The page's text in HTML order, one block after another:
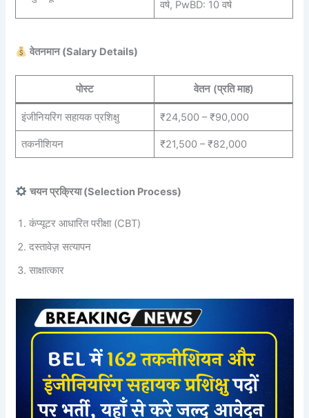
वर्ष, PwBD: 10 वर्ष
वेतनमान (Salary Details)
पोस्ट वेतन (प्रति माह)
इंजीनियरिंग सहायक प्रशिक्षु ₹24,500 – ₹90,000
तकनीशियन ₹21,500 – ₹82,000
चयन प्रक्रिया (Selection Process)
कंप्यूटर आधारित परीक्षा (CBT)
दस्तावेज़ सत्यापन
साक्षात्कार